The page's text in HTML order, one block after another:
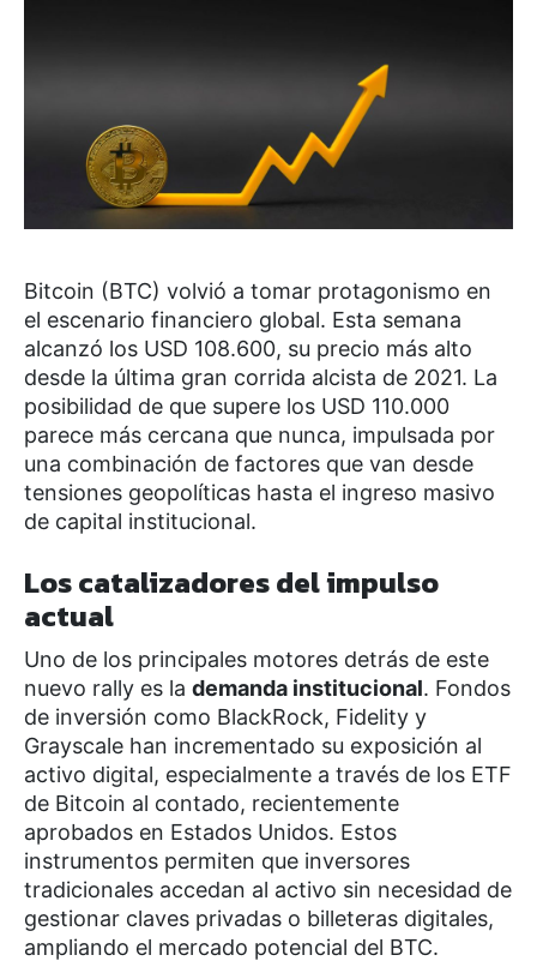
Bitcoin (BTC) volvió a tomar protagonismo en
el escenario financiero global. Esta semana
alcanzó los USD 108.600, su precio más alto
desde la última gran corrida alcista de 2021. La
posibilidad de que supere los USD 110.000
parece más cercana que nunca, impulsada por
una combinación de factores que van desde
tensiones geopolíticas hasta el ingreso masivo
de capital institucional.
Los catalizadores del impulso
actual
Uno de los principales motores detrás de este
nuevo rally es la demanda institucional. Fondos
de inversión como BlackRock, Fidelity y
Grayscale han incrementado su exposición al
activo digital, especialmente a través de los ETF
de Bitcoin al contado, recientemente
aprobados en Estados Unidos. Estos
instrumentos permiten que inversores
tradicionales accedan al activo sin necesidad de
gestionar claves privadas o billeteras digitales,
ampliando el mercado potencial del BTC.